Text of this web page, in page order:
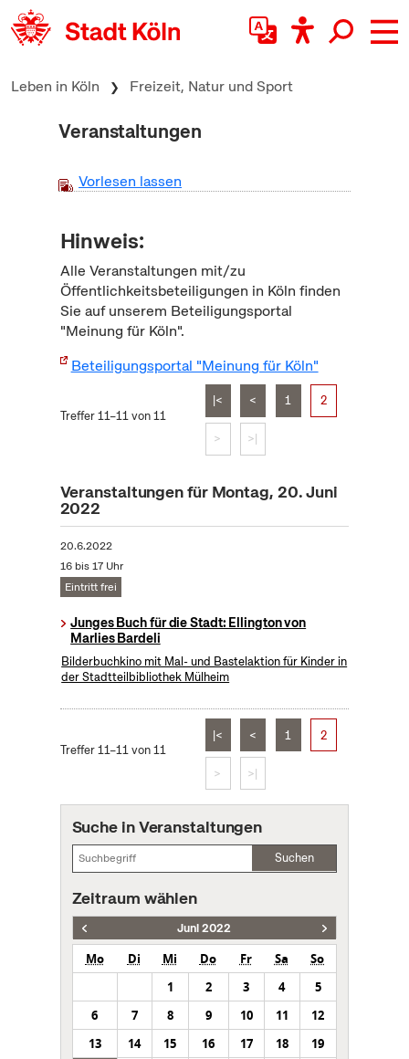
zum Inhalt springen
Leben in Köln Freizeit, Natur und Sport
Veranstaltungen
Vorlesen lassen
Hinweis:
Alle Veranstaltungen mit/zu
Öffentlichkeitsbeteiligungen in Köln finden
Sie auf unserem Beteiligungsportal
"Meinung für Köln".
Beteiligungsportal "Meinung für Köln"
Treffer 11–11 von 11
|< < 1 2
> >|
Veranstaltungen für Montag, 20. Juni
2022
20.6.2022
16 bis 17 Uhr
Eintritt frei
Junges Buch für die Stadt: Ellington von
Marlies Bardeli
Bilderbuchkino mit Mal- und Bastelaktion für Kinder in
der Stadtteilbibliothek Mülheim
Treffer 11–11 von 11
|< < 1 2
> >|
Suche in Veranstaltungen
Suchen
Zeitraum wählen
Juni 2022
Mo Di Mi Do Fr Sa
So
1
2 3 4
5
6
7 8 9 10 11
12
13
14 15 16 17 18
19